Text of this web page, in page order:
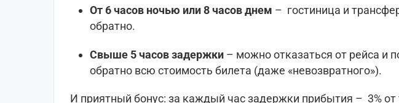
От 6 часов ночью или 8 часов днем – гостиница и
обратно.
Свыше 5 часов задержки – можно отказаться от рейса и
обратно всю стоимость билета (даже «невозвратного»).
И приятный бонус: за каждый час задержки прибытия – 3% от